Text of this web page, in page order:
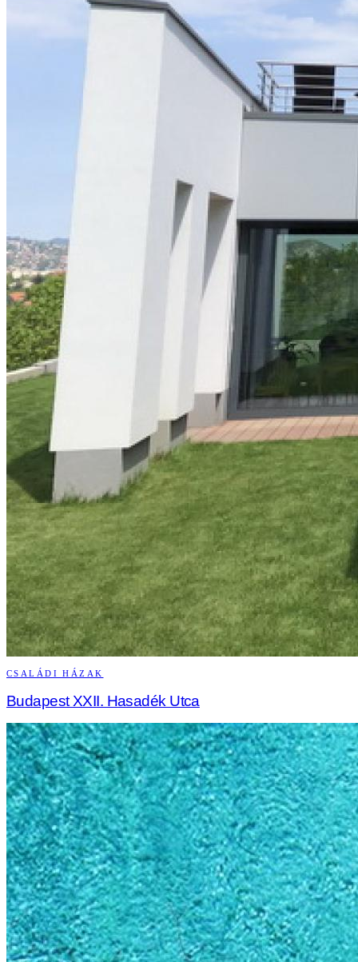
CSALÁDI HÁZAK
Budapest XXII. Hasadék Utca